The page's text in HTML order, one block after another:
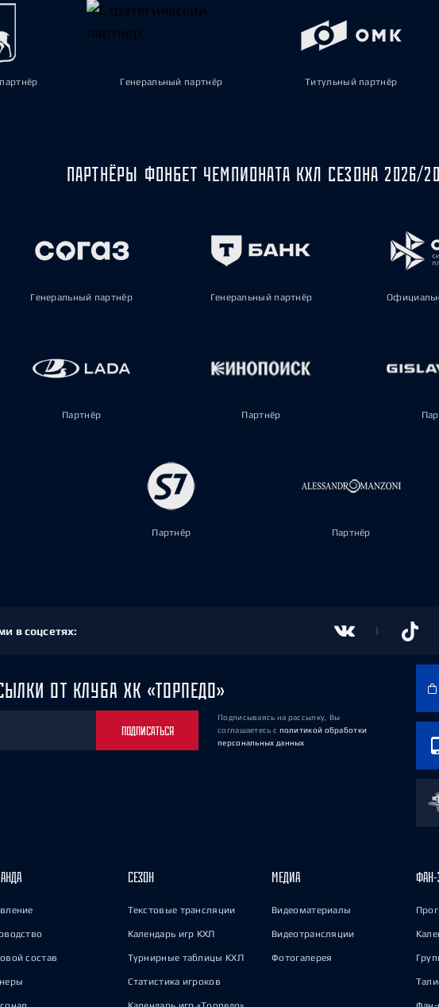
Генеральный партнёр Титульный партнёр
ПАРТНЁРЫ ФОНБЕТ ЧЕМПИОНАТА КХЛ СЕЗОНА 2026/
Генеральный партнёр Генеральный партнёр
Партнёр Партнёр
Партнёр Партнёр
в соцсетях:
ОТ КЛУБА ХК «ТОРПЕДО»
ПОДПИСАТЬСЯ
Подписываясь на рассылку, Вы
соглашаетесь с политикой обработки
персональных данных
состав
СЕЗОН
Текстовые трансляции
Календарь игр КХЛ
Турнирные таблицы КХЛ
Статистика игроков
МЕДИА
Видеоматериалы
Видеотрансляции
Фотогалерея
ФАН-